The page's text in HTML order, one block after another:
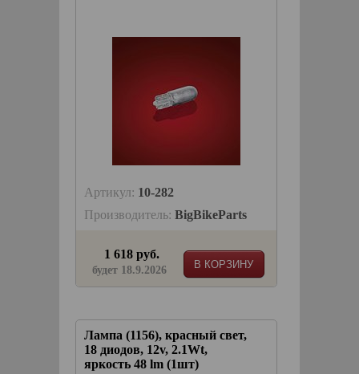
Артикул: 10-282
Производитель: BigBikeParts
В КОРЗИНУ
1 618 руб.
будет 18.9.2026
Лампа (1156), красный свет,
18 диодов, 12v, 2.1Wt,
яркость 48 lm (1шт)